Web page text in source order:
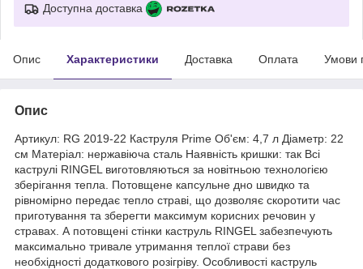
Доступна доставка
Опис Характеристики Доставка Оплата Умови
Опис
Артикул: RG 2019-22 Каструля Prime Об'єм: 4,7 л Діаметр: 22
см Матеріал: нержавіюча сталь Наявність кришки: так Всі
каструлі RINGEL виготовляються за новітньою технологією
зберігання тепла. Потовщене капсульне дно швидко та
рівномірно передає тепло страві, що дозволяє скоротити час
приготування та зберегти максимум корисних речовин у
стравах. А потовщені стінки каструль RINGEL забезпечують
максимально тривале утримання теплої страви без
необхідності додаткового розігріву. Особливості каструль